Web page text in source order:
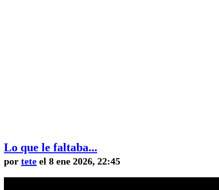
Lo que le faltaba...
por tete el 8 ene 2026, 22:45